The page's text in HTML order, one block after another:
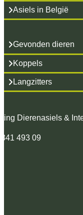
Asiels in België
Gevonden dieren
Koppels
Langzitters
Dierenasiels &
493 09